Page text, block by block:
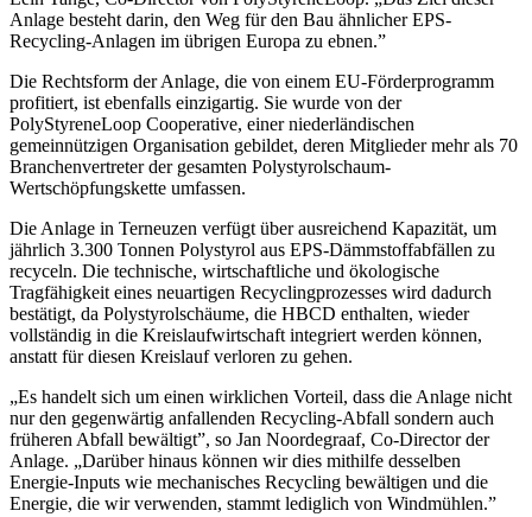
Anlage besteht darin, den Weg für den Bau ähnlicher EPS-
Recycling-Anlagen im übrigen Europa zu ebnen.”
Die Rechtsform der Anlage, die von einem EU-Förderprogramm
profitiert, ist ebenfalls einzigartig. Sie wurde von der
PolyStyreneLoop Cooperative, einer niederländischen
gemeinnützigen Organisation gebildet, deren Mitglieder mehr als 70
Branchenvertreter der gesamten Polystyrolschaum-
Wertschöpfungskette umfassen.
Die Anlage in Terneuzen verfügt über ausreichend Kapazität, um
jährlich 3.300 Tonnen Polystyrol aus EPS-Dämmstoffabfällen zu
recyceln. Die technische, wirtschaftliche und ökologische
Tragfähigkeit eines neuartigen Recyclingprozesses wird dadurch
bestätigt, da Polystyrolschäume, die HBCD enthalten, wieder
vollständig in die Kreislaufwirtschaft integriert werden können,
anstatt für diesen Kreislauf verloren zu gehen.
„Es handelt sich um einen wirklichen Vorteil, dass die Anlage nicht
nur den gegenwärtig anfallenden Recycling-Abfall sondern auch
früheren Abfall bewältigt”, so Jan Noordegraaf, Co-Director der
Anlage. „Darüber hinaus können wir dies mithilfe desselben
Energie-Inputs wie mechanisches Recycling bewältigen und die
Energie, die wir verwenden, stammt lediglich von Windmühlen.”